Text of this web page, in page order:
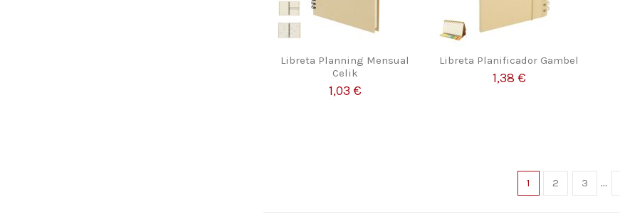
Libreta Planning Mensual
Celik
1,03 €
Libreta Planificador Gambel
1,38 €
1 2 3 …